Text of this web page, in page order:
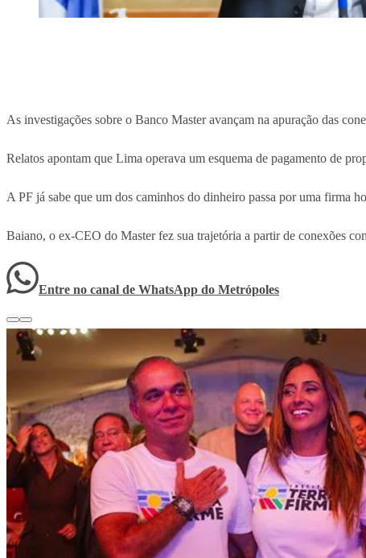
As investigações sobre o Banco Master avançam na apuração das
Relatos apontam que Lima operava um esquema de pagamento de
A PF já sabe que um dos caminhos do dinheiro passa por uma firma
Baiano, o ex-CEO do Master fez sua trajetória a partir de conexões
Entre no canal de WhatsApp do Metrópoles